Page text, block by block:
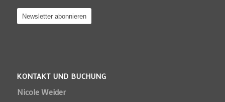
KONTAKT UND BUCHUNG
Nicole Weider